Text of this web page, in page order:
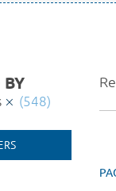
BY
(548)